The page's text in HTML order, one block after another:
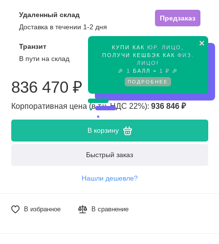
×
КУПИ КАК ЮР. ЛИЦО
ПОЛУЧИ КЕШБЭК КАК ФИЗ.
ЛИЦО !
🎉
1 БАЛЛ = 1 ₽ 🎉
ПОДРОБНЕЕ
Удаленный склад
Предзаказ
Доставка в течении 1-2 дня
Транзит
Предзаказ
В пути на склад
836 470 ₽
Корпоративная цена (в т.ч. НДС 22%): 936 846 ₽
В корзину
Быстрый заказ
Нашли дешевле?
В избранное В сравнение